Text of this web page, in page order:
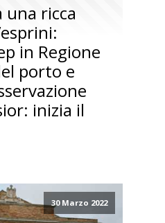
una ricca
in Regione
porto e
inizia il
30 Marzo 2022